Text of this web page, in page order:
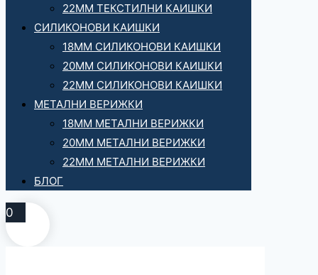
22ММ ТЕКСТИЛНИ КАИШКИ
СИЛИКОНОВИ КАИШКИ
18ММ СИЛИКОНОВИ КАИШКИ
20ММ СИЛИКОНОВИ КАИШКИ
22ММ СИЛИКОНОВИ КАИШКИ
МЕТАЛНИ ВЕРИЖКИ
18ММ МЕТАЛНИ ВЕРИЖКИ
20ММ МЕТАЛНИ ВЕРИЖКИ
22ММ МЕТАЛНИ ВЕРИЖКИ
БЛОГ
0